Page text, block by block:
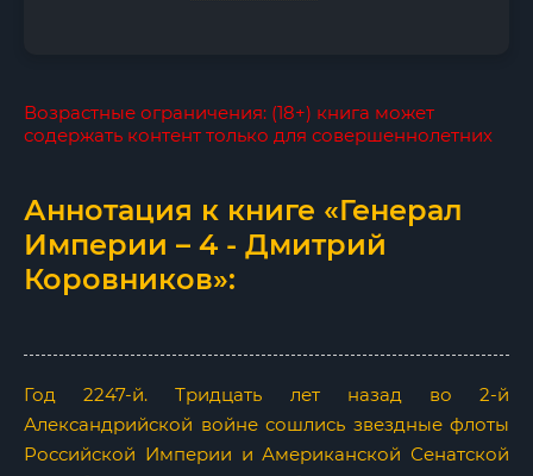
Возрастные ограничения: (18+) книга может
содержать контент только для совершеннолетних
Аннотация к книге «Генерал
Империи – 4 - Дмитрий
Коровников»:
Год 2247-й. Тридцать лет назад во 2-й
Александрийской войне сошлись звездные флоты
Российской Империи и Американской Сенатской